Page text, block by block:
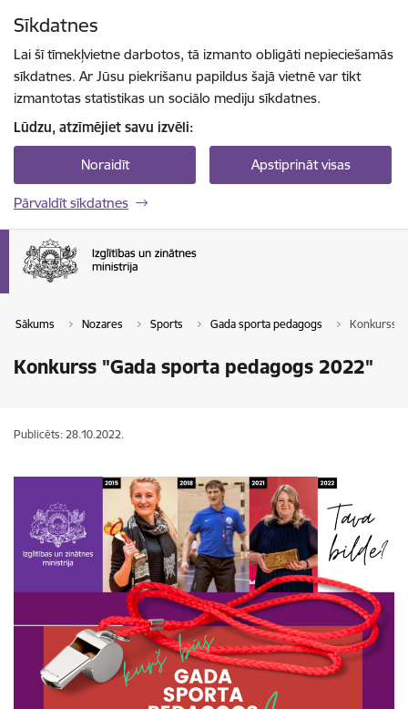
Sīkdatnes
Lai šī tīmekļvietne darbotos, tā izmanto obligāti nepieciešamās
sīkdatnes. Ar Jūsu piekrišanu papildus šajā vietnē var tikt
izmantotas statistikas un sociālo mediju sīkdatnes.
Lūdzu, atzīmējiet savu izvēli:
Noraidīt Apstiprināt visas
Pārvaldīt sīkdatnes
Sākums Nozares Sports Gada sporta pedagogs Konkurss
Konkurss "Gada sporta pedagogs 2022"
Publicēts: 28.10.2022.